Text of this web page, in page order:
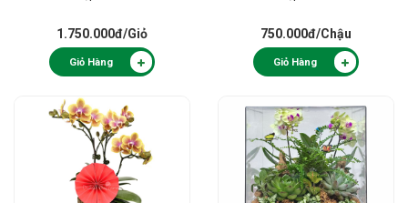
1.750.000đ/Giỏ
Giỏ Hàng
750.000đ/Chậu
Giỏ Hàng